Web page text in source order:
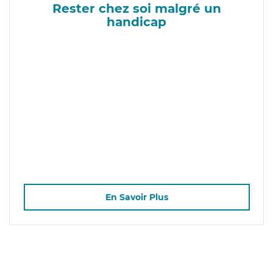
Rester chez soi malgré un
handicap
En Savoir Plus